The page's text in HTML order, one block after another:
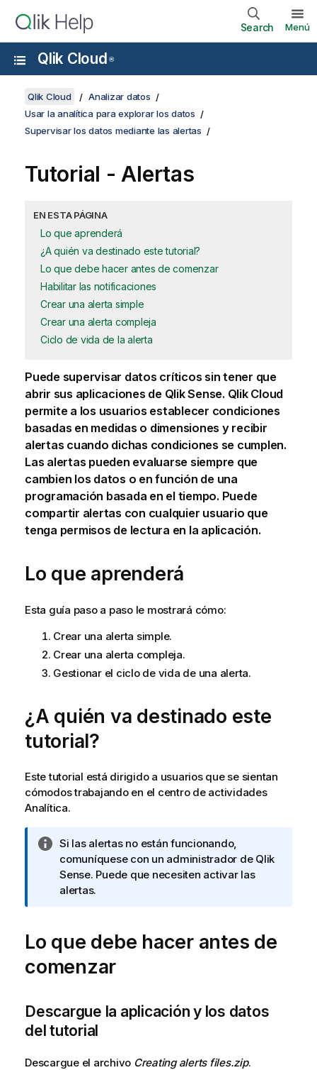
Search Menú
Qlik Cloud ®
Qlik Cloud
Analizar datos
Usar la analítica para explorar los datos
Supervisar los datos mediante las alertas
Tutorial - Alertas
EN ESTA PÁGINA
Lo que aprenderá
¿A quién va destinado este tutorial?
Lo que debe hacer antes de comenzar
Habilitar las notificaciones
Crear una alerta simple
Crear una alerta compleja
Ciclo de vida de la alerta
Puede supervisar datos críticos sin tener que
abrir sus aplicaciones de Qlik Sense. Qlik Cloud
permite a los usuarios establecer condiciones
basadas en medidas o dimensiones y recibir
alertas cuando dichas condiciones se cumplen.
Las alertas pueden evaluarse siempre que
cambien los datos o en función de una
programación basada en el tiempo. Puede
compartir alertas con cualquier usuario que
tenga permisos de lectura en la aplicación.
Lo que aprenderá
Esta guía paso a paso le mostrará cómo:
Crear una alerta simple.
Crear una alerta compleja.
Gestionar el ciclo de vida de una alerta.
¿A quién va destinado este
tutorial?
Este tutorial está dirigido a usuarios que se sientan
cómodos trabajando en el centro de actividades
Analítica.
N
o
t
a
f
o
r
t
i
a
Si las alertas no están funcionando,
comuníquese con un administrador de Qlik
Sense. Puede que necesiten activar las
alertas.
Lo que debe hacer antes de
comenzar
Descargue la aplicación y los datos
del tutorial
Descargue el archivo Creating alerts files.zip.